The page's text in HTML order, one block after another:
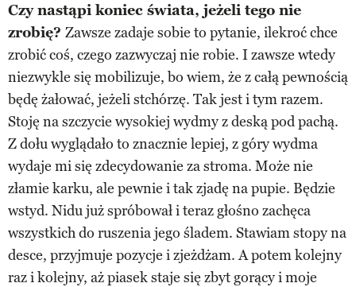
Czy nastąpi koniec świata, jeżeli tego nie
zrobię? Zawsze zadaje sobie to pytanie, ilekroć chce
zrobić coś, czego zazwyczaj nie robie. I zawsze wtedy
niezwykle się mobilizuje, bo wiem, że z całą pewnością
będę żałować, jeżeli stchórzę. Tak jest i tym razem.
Stoję na szczycie wysokiej wydmy z deską pod pachą.
Z dołu wyglądało to znacznie lepiej, z góry wydma
wydaje mi się zdecydowanie za stroma. Może nie
złamie karku, ale pewnie i tak zjadę na pupie. Będzie
wstyd. Nidu już spróbował i teraz głośno zachęca
wszystkich do ruszenia jego śladem. Stawiam stopy na
desce, przyjmuje pozycje i zjeżdżam. A potem kolejny
raz i kolejny, aż piasek staje się zbyt gorący i moje